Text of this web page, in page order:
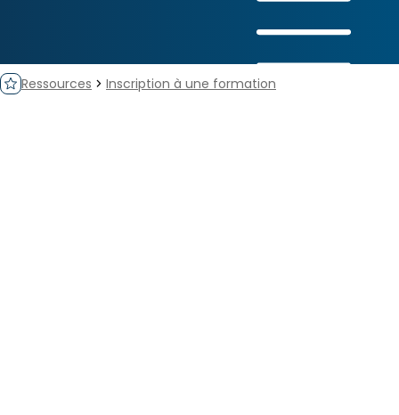
Ressources chevron_right Inscription à une formation